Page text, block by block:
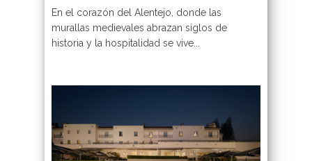
En el corazón del Alentejo, donde las
murallas medievales abrazan siglos de
historia y la hospitalidad se vive...